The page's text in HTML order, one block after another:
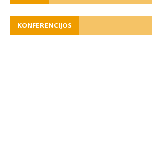
KONFERENCIJOS